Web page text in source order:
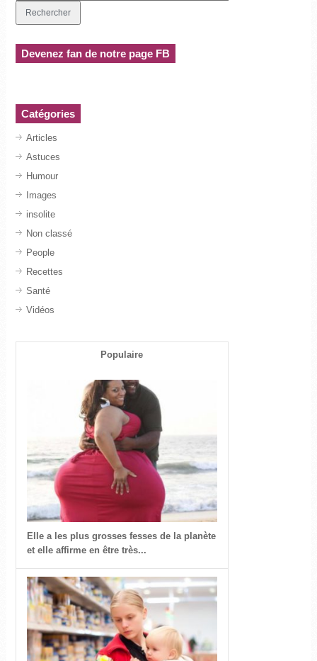
Devenez fan de notre page FB
Catégories
Articles
Astuces
Humour
Images
insolite
Non classé
People
Recettes
Santé
Vidéos
Populaire
Elle a les plus grosses fesses de la planète
et elle affirme en être très...